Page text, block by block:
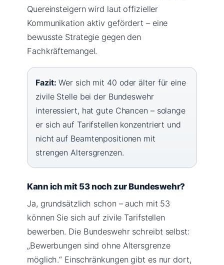
Quereinsteigern wird laut offizieller
Kommunikation aktiv gefördert – eine
bewusste Strategie gegen den
Fachkräftemangel.
Fazit: Wer sich mit 40 oder älter für eine
zivile Stelle bei der Bundeswehr
interessiert, hat gute Chancen – solange
er sich auf Tarifstellen konzentriert und
nicht auf Beamtenpositionen mit
strengen Altersgrenzen.
Kann ich mit 53 noch zur Bundeswehr?
Ja, grundsätzlich schon – auch mit 53
können Sie sich auf zivile Tarifstellen
bewerben. Die Bundeswehr schreibt selbst:
„Bewerbungen sind ohne Altersgrenze
möglich.“ Einschränkungen gibt es nur dort,